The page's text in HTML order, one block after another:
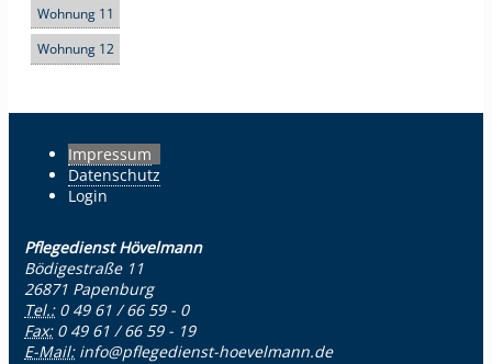
Wohnung 11
Wohnung 12
Impressum
Datenschutz
Login
Pflegedienst Hövelmann
Bödigestraße 11
26871 Papenburg
Tel.:0 49 61 / 66 59 - 0
Fax:0 49 61 / 66 59 - 19
E-Mail:info@pflegedienst-hoevelmann.de